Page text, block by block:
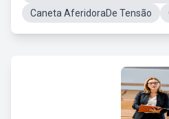
Caneta AferidoraDe Tensão